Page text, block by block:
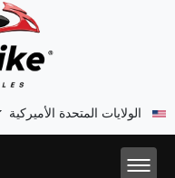
الولايات المتحدة الأميركية